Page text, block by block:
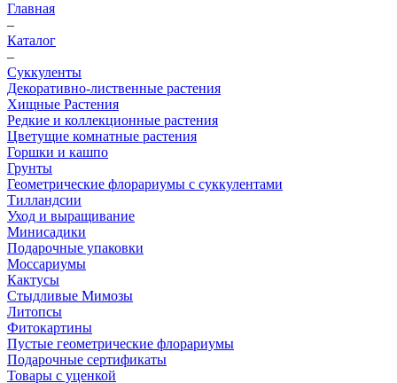
Главная
–
Каталог
–
Суккуленты
Декоративно-лиственные растения
Хищные Растения
Редкие и коллекционные растения
Цветущие комнатные растения
Горшки и кашпо
Грунты
Геометрические флорариумы с суккулентами
Тилландсии
Уход и выращивание
Минисадики
Подарочные упаковки
Моссариумы
Кактусы
Стыдливые Мимозы
Литопсы
Фитокартины
Пустые геометрические флорариумы
Подарочные сертификаты
Товары с уценкой